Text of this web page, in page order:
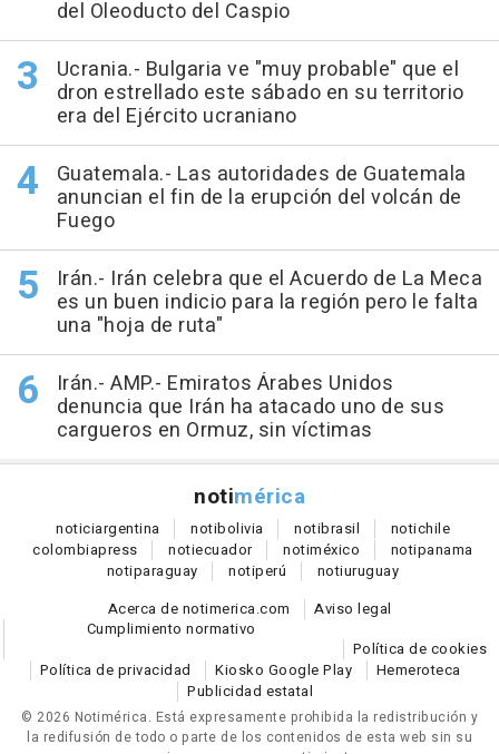
del Oleoducto del Caspio
Ucrania.- Bulgaria ve "muy probable" que el
dron estrellado este sábado en su territorio
era del Ejército ucraniano
Guatemala.- Las autoridades de Guatemala
anuncian el fin de la erupción del volcán de
Fuego
Irán.- Irán celebra que el Acuerdo de La Meca
es un buen indicio para la región pero le falta
una "hoja de ruta"
Irán.- AMP.- Emiratos Árabes Unidos
denuncia que Irán ha atacado uno de sus
cargueros en Ormuz, sin víctimas
notimérica
noticiargentina notibolivia notibrasil notichile
colombiapress notiecuador notiméxico notipanama
notiparaguay notiperú notiuruguay
Acerca de notimerica.com
Aviso legal
Cumplimiento normativo
Política de cookies
Política de privacidad
Kiosko Google Play
Hemeroteca
Publicidad estatal
© 2026 Notimérica. Está expresamente prohibida la redistribución y
la redifusión de todo o parte de los contenidos de esta web sin su